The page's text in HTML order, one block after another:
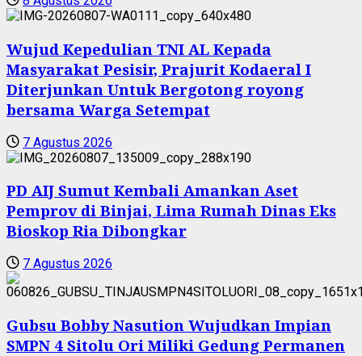
Wujud Kepedulian TNI AL Kepada
Masyarakat Pesisir, Prajurit Kodaeral I
Diterjunkan Untuk Bergotong royong
bersama Warga Setempat
7 Agustus 2026
PD AIJ Sumut Kembali Amankan Aset
Pemprov di Binjai, Lima Rumah Dinas Eks
Bioskop Ria Dibongkar
7 Agustus 2026
Gubsu Bobby Nasution Wujudkan Impian
SMPN 4 Sitolu Ori Miliki Gedung Permanen